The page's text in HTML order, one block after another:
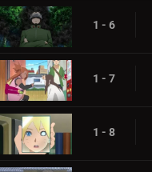
1 - 6
1 - 7
1 - 8